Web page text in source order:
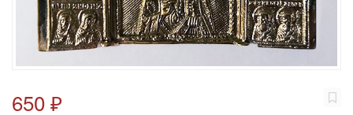
650 ₽